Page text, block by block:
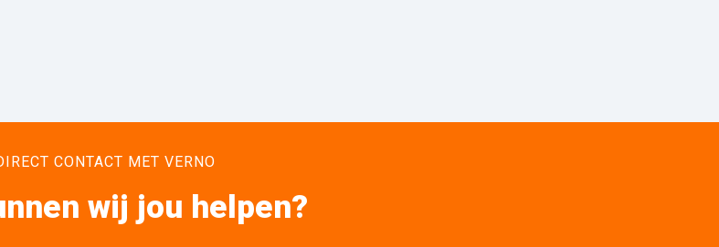
CONTACT MET VERNO
wij jou helpen?